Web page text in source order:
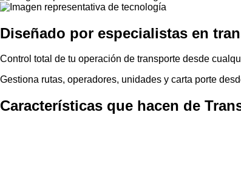
Diseñado por especialistas en
Control total de tu operación de transporte desde
Gestiona rutas, operadores, unidades y carta porte
Características que hacen de